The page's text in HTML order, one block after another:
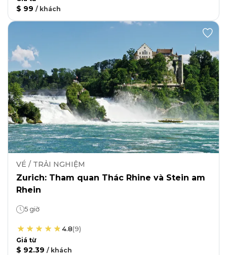
$ 99 / khách
VÉ / TRẢI NGHIỆM
Zurich: Tham quan Thác Rhine và Stein am
Rhein
5 giờ
4.8(9)
Giá từ
$ 92.39 / khách